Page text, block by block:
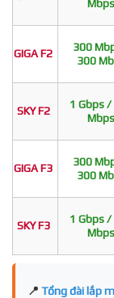
Mbps
GIGA F2
300
300
SKY F2
1 Gbps
Mbps
GIGA F3
300
300
SKY F3
1 Gbps
Mbps
📍 Tổng đài lắp